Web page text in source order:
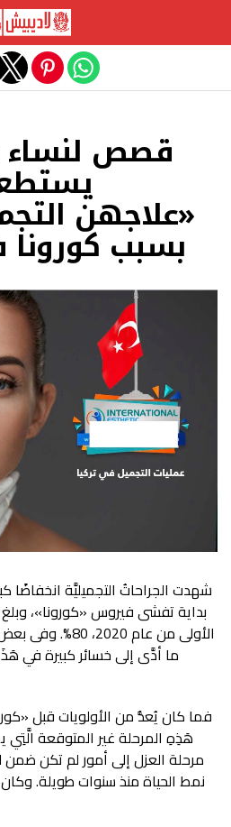
قصص لنساء
«علاجهن
بسبب
شهدت الجراحاتُ التجميليَّة انخفاضًا
بداية تفشى فيروس «كورونا»،
ما أدَّى إلى خسائر كبيرة في
فما كان يُعدُّ من الأولويات قبل
هَذِهِ المرحلة غير المتوقعة الَّتِي
مرحلة العزل إلى أمور لم تكن ضمن
نمط الحياة منذ سنوات طويلة.
version